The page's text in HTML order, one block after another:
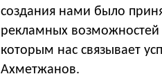
создания нами было
рекламных возможностей
которым нас связывает
Ахметжанов.